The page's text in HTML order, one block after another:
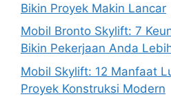
Bikin Proyek Makin Lancar
Mobil Bronto Skylift: 7
Bikin Pekerjaan Anda
Mobil Skylift: 12 Manfaat
Proyek Konstruksi Modern